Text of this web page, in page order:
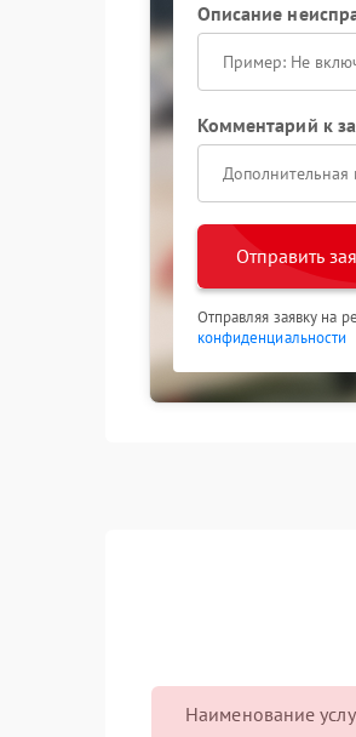
Описание
Комментарий к
Отправить
Отправляя заявку на
конфиденциальности
Наименование